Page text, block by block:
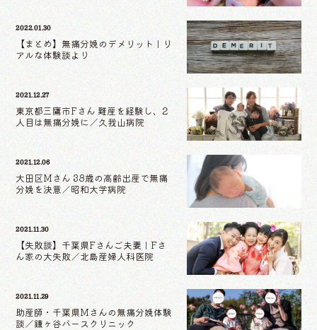
2022.01.30
【まとめ】無痛分娩のデメリット｜リ
アルな体験談より
2021.12.27
東京都三鷹市Fさん 難産を経験し、2
人目は無痛分娩に／久我山病院
2021.12.06
大田区Mさん 38歳の高齢出産で無痛
分娩を決意／昭和大学病院
2021.11.30
【失敗談】千葉県Fさんご夫妻｜Fさ
ん家の大失敗／北島産婦人科医院
2021.11.29
助産師・千葉県Mさんの無痛分娩体験
談／鎌ヶ谷バースクリニック